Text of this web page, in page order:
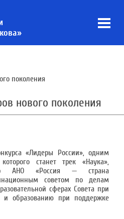
поколения
нового поколения
«Лидеры России», одним
станет трек «Наука»,
АНО «Россия — страна
советом по делам
сферах Совета при
образованию при поддержке